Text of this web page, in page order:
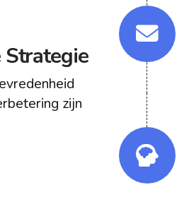
Strategie
zijn